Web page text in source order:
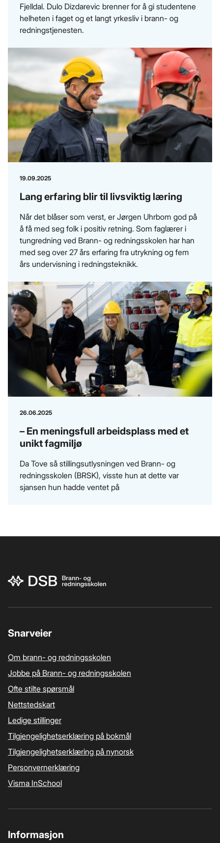
Fjelldal. Dulo Dizdarevic brenner for å gi studentene
helheten i faget og et langt yrkesliv i brann- og
redningstjenesten.
19.09.2025
Lang erfaring blir til livsviktig læring
Når det blåser som verst, er Jørgen Uhrbom god på
å få med seg folk i positiv retning. Som faglærer i
tungredning ved Brann- og redningsskolen har han
med seg over 27 års erfaring fra utrykning og fem
års undervisning i redningsteknikk.
26.06.2025
– En meningsfull arbeidsplass med et
unikt fagmiljø
Da Tove så stillingsutlysningen ved Brann- og
redningsskolen (BRSK), visste hun at dette var
sjansen hun hadde ventet på
Bunnområde
Snarveier
Om brann- og redningsskolen
Jobbe på Brann- og redningsskolen
Ofte stilte spørsmål
Nettstedskart
Ledige stillinger
Tilgjengelighetserklæring på bokmål
Tilgjengelighetserklæring på nynorsk
Personvernerklæring
Visma InSchool
Informasjon